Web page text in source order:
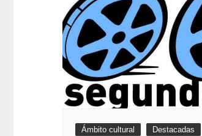
Ámbito cultural Destacadas